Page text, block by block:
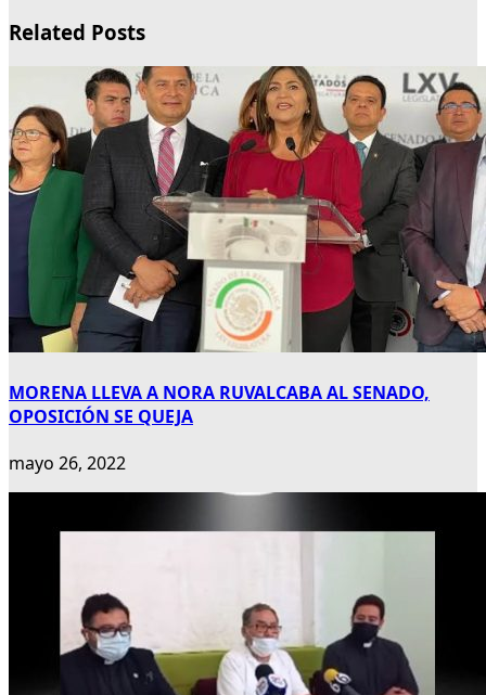
Related Posts
MORENA LLEVA A NORA RUVALCABA AL SENADO,
OPOSICIÓN SE QUEJA
mayo 26, 2022